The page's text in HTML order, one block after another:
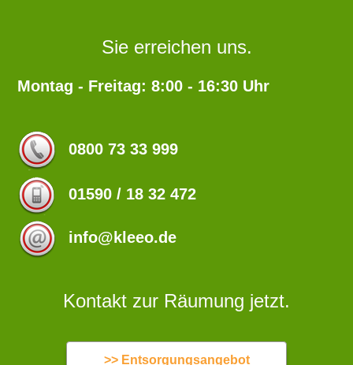
Sie erreichen uns.
Montag - Freitag: 8:00 - 16:30 Uhr
0800 73 33 999
01590 / 18 32 472
info@kleeo.de
Kontakt zur Räumung jetzt.
>> Entsorgungsangebot